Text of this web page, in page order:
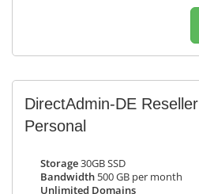
DirectAdmin-DE Reseller
Personal
Storage30GB SSD
Bandwidth 500 GB per month
Unlimited Domains